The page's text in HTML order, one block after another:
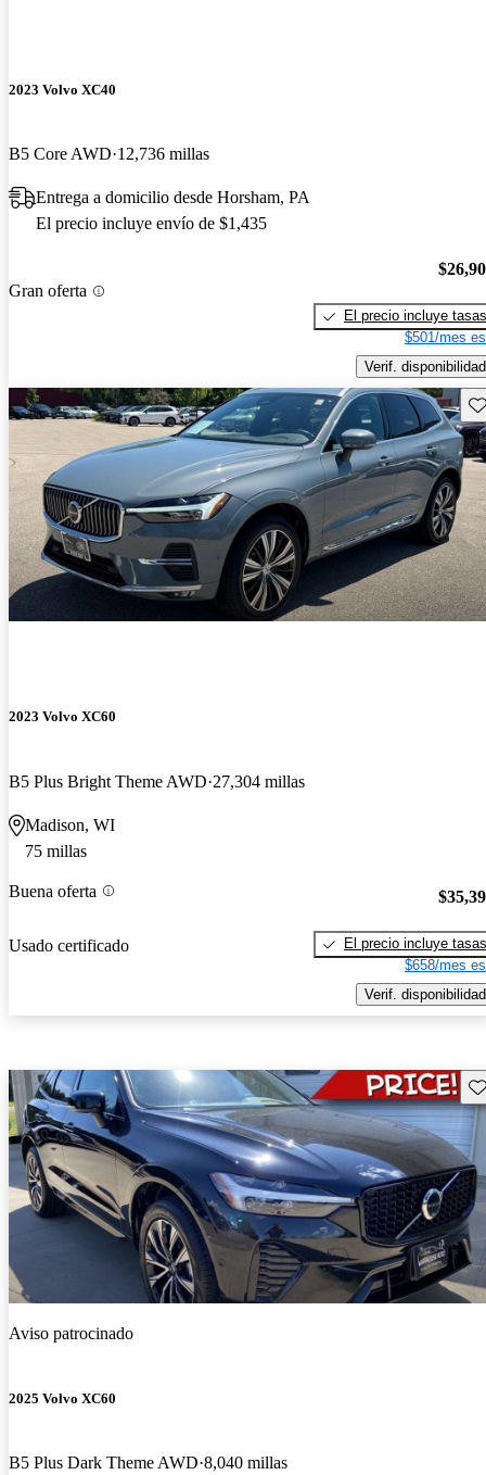
2023 Volvo XC40
B5 Core AWD 12,736 millas
Entrega a domicilio desde Horsham, PA
El precio incluye envío de $1,435
Gran oferta
El precio incluye tasas
$501/mes
Verif. disponibilidad
2023 Volvo XC60
B5 Plus Bright Theme AWD 27,304 millas
Madison, WI
75 millas
Buena oferta
Usado certificado
El precio incluye tasas
$658/mes
Verif. disponibilidad
Aviso patrocinado
2025 Volvo XC60
B5 Plus Dark Theme AWD 8,040 millas